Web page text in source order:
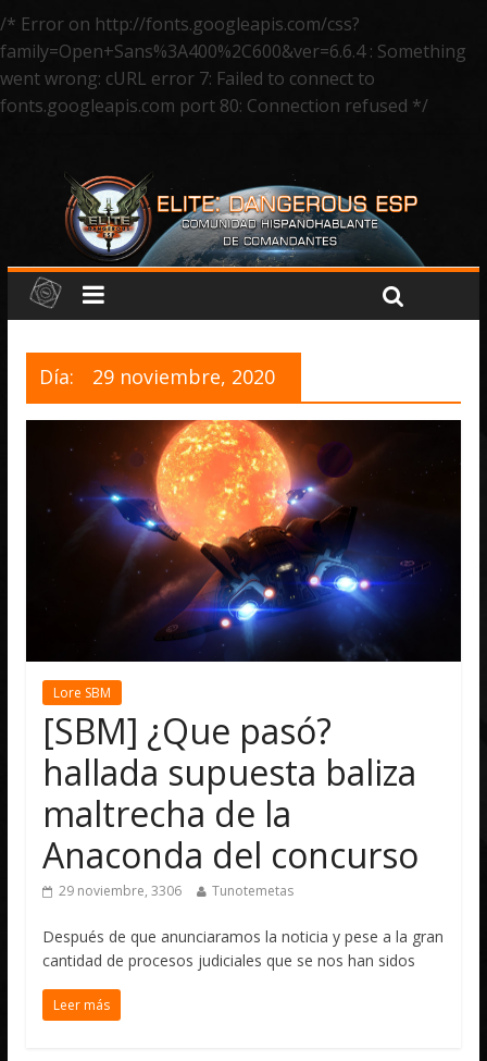
/* Error on http://fonts.googleapis.com/css?
family=Open+Sans%3A400%2C600&ver=6.6.4 : Something
went wrong: cURL error 7: Failed to connect to
fonts.googleapis.com port 80: Connection refused */
Día: 29 noviembre, 2020
Lore SBM
[SBM] ¿Que pasó?
hallada supuesta baliza
maltrecha de la
Anaconda del concurso
29 noviembre, 3306 Tunotemetas
Después de que anunciaramos la noticia y pese a la gran
cantidad de procesos judiciales que se nos han sidos
Leer más